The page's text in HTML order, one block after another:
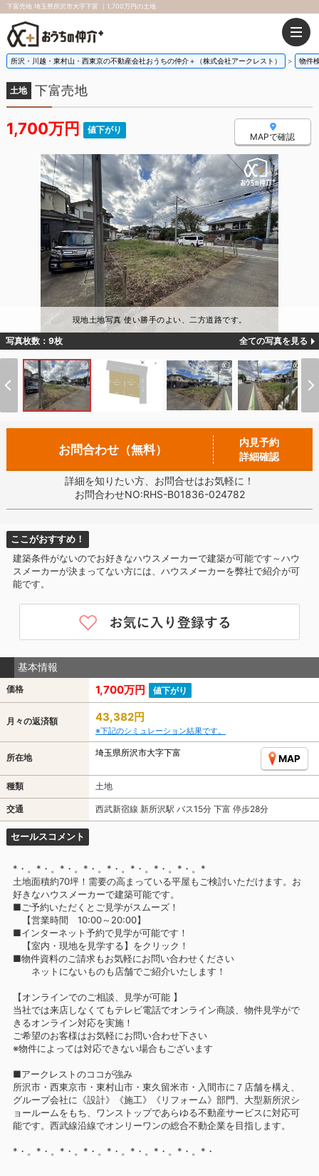
下富売地 埼玉県所沢市大字下富 ｜1,700万円の土地
所沢・川越・東村山・西東京の不動産会社おうちの仲介＋（株式会社アークレスト） 物件
土地 下富売地
1,700万円 値下がり
MAPで確認
現地土地写真 使い勝手のよい、二方道路です。
写真枚数：9枚 全ての写真を見る
お問合わせ（無料）
内見予約
詳細確認
詳細を知りたい方、お問合せはお気軽に！
お問合わせNO:RHS-B01836-024782
ここがおすすめ！
建築条件がないのでお好きなハウスメーカーで建築が可能です～ハウ
スメーカーが決まってない方には、ハウスメーカーを弊社で紹介が可
能です。
基本情報
価格 1,700万円 値下がり
月々の返済額 43,382円
※下記のシミュレーション結果です。
所在地 埼玉県所沢市大字下富
MAP
種類 土地
交通 西武新宿線 新所沢駅 バス15分 下富 停歩28分
セールスコメント
*・。*・。*・。*・。*・。*・。*・。*・。*
土地面積約70坪！需要の高まっている平屋もご検討いただけます。お
好きなハウスメーカーで建築可能です。
■ご予約いただくとご見学がスムーズ！
【営業時間 10:00～20:00】
■インターネット予約で見学が可能です！
【室内・現地を見学する】をクリック！
■物件資料のご請求もお気軽にお問い合わせください
ネットにないものも店舗でご紹介いたします！
【オンラインでのご相談、見学が可能 】
当社では来店しなくてもテレビ電話でオンライン商談、物件見学がで
きるオンライン対応を実施！
ご希望のお客様はお気軽にお問い合わせ下さい
※物件によっては対応できない場合もございます
■アークレストのココが強み
所沢市・西東京市・東村山市・東久留米市・入間市に７店舗を構え、
グループ会社に《設計》《施工》《リフォーム》部門、大型新所沢シ
ョールームをもち、ワンストップであらゆる不動産サービスに対応可
能です。西武線沿線でオンリーワンの総合不動企業を目指します。
*・。*・。*・。*・。*・。*・。*・。*・。*・